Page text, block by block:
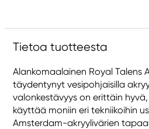
Tietoa tuotteesta
Alankomaalainen Royal Talens
täydentynyt vesipohjaisilla
valonkestävyys on erittäin
käyttää moniin eri tekniikoihin
Amsterdam-akryylivärien